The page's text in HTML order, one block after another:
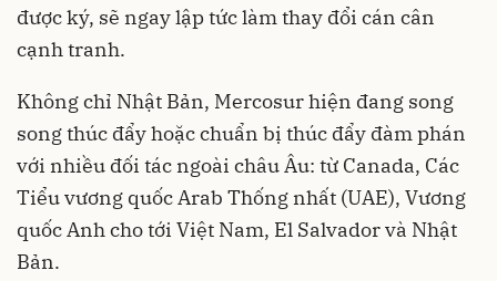
được ký, sẽ ngay lập tức làm thay đổi cán cân
cạnh tranh.
Không chỉ Nhật Bản, Mercosur hiện đang song
song thúc đẩy hoặc chuẩn bị thúc đẩy đàm phán
với nhiều đối tác ngoài châu Âu: từ Canada, Các
Tiểu vương quốc Arab Thống nhất (UAE), Vương
quốc Anh cho tới Việt Nam, El Salvador và Nhật
Bản.